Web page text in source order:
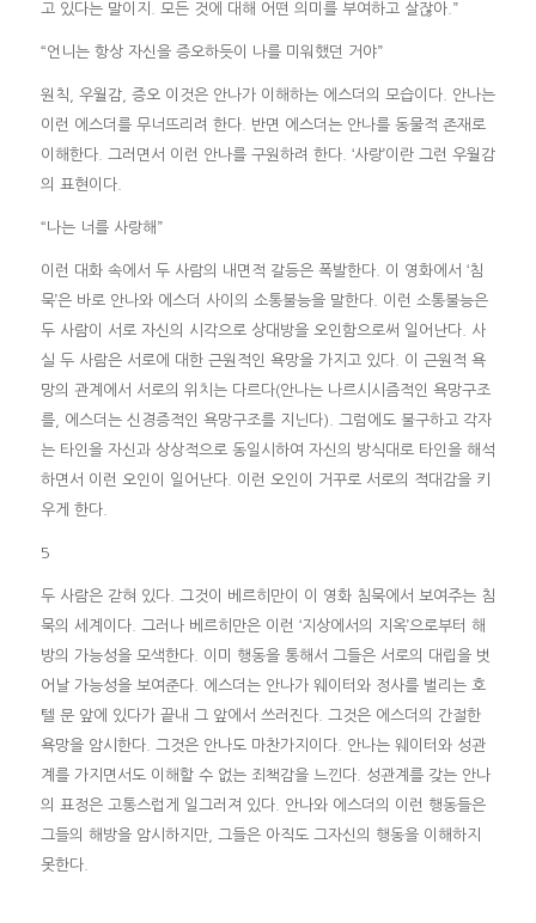
고 있다는 말이지. 모든 것에 대해 어떤 의미를 부여하고 살잖아.”
“언니는 항상 자신을 증오하듯이 나를 미워했던 거야”
원칙, 우월감, 증오 이것은 안나가 이해하는 에스더의 모습이다. 안나는
이런 에스더를 무너뜨리려 한다. 반면 에스더는 안나를 동물적 존재로
이해한다. 그러면서 이런 안나를 구원하려 한다. ‘사랑’이란 그런 우월감
의 표현이다.
“나는 너를 사랑해”
이런 대화 속에서 두 사람의 내면적 갈등은 폭발한다. 이 영화에서 ‘침
묵’은 바로 안나와 에스더 사이의 소통불능을 말한다. 이런 소통불능은
두 사람이 서로 자신의 시각으로 상대방을 오인함으로써 일어난다. 사
실 두 사람은 서로에 대한 근원적인 욕망을 가지고 있다. 이 근원적 욕
망의 관계에서 서로의 위치는 다르다(안나는 나르시시즘적인 욕망구조
를, 에스더는 신경증적인 욕망구조를 지닌다). 그럼에도 불구하고 각자
는 타인을 자신과 상상적으로 동일시하여 자신의 방식대로 타인을 해석
하면서 이런 오인이 일어난다. 이런 오인이 거꾸로 서로의 적대감을 키
우게 한다.
5
두 사람은 갇혀 있다. 그것이 베르히만이 이 영화 침묵에서 보여주는 침
묵의 세계이다. 그러나 베르히만은 이런 ‘지상에서의 지옥’으로부터 해
방의 가능성을 모색한다. 이미 행동을 통해서 그들은 서로의 대립을 벗
어날 가능성을 보여준다. 에스더는 안나가 웨이터와 정사를 벌리는 호
텔 문 앞에 있다가 끝내 그 앞에서 쓰러진다. 그것은 에스더의 간절한
욕망을 암시한다. 그것은 안나도 마찬가지이다. 안나는 웨이터와 성관
계를 가지면서도 이해할 수 없는 죄책감을 느낀다. 성관계를 갖는 안나
의 표정은 고통스럽게 일그러져 있다. 안나와 에스더의 이런 행동들은
그들의 해방을 암시하지만, 그들은 아직도 그자신의 행동을 이해하지
못한다.